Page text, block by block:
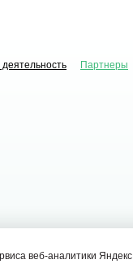
Партнеры
веб-аналитики Яндекс